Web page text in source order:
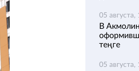
05 августа,
В
теңге
05 августа,